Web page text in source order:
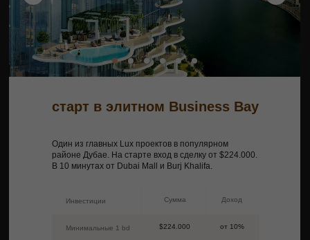
Один из главных Lux проектов в популярном
районе Дубае. На старте вход в сделку от $224.000.
В 10 минутах от Dubai Mall и Burj Khalifa.
старт в элитном Business Bay
$224.000
Доход
Сумма
от 10%
Минимальные 1 bd
Инвестиции